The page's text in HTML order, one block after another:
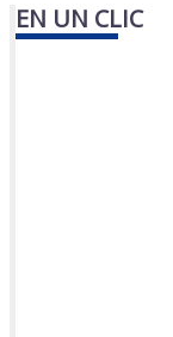
EN UN CLIC